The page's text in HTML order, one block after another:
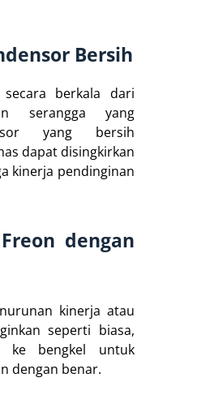
Bersih
berkala dari
serangga yang
yang bersih
dapat disingkirkan
kinerja pendinginan
dengan
kinerja atau
seperti biasa,
ke bengkel untuk
dengan benar.